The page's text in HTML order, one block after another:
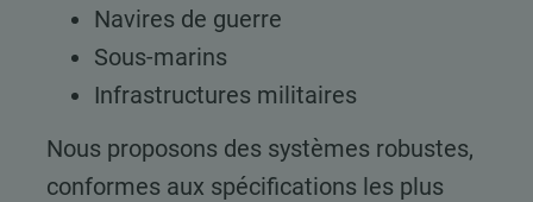
Navires de guerre
Sous-marins
Infrastructures militaires
Nous proposons des systèmes robustes,
conformes aux spécifications les plus